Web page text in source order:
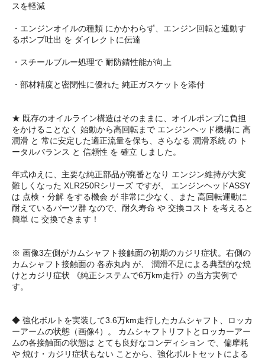
スを軽減
・エンジンオイルの種類 にかかわらず、エンジン回転と連動す
るポンプ吐出 を ダイレクトに伝達
・スチールブルー処理で 耐防錆性能が向上
・部材精度と密閉性に優れた 純正ガスケットを添付
★ 既存のオイルライン構造はそのままに、オイルポンプに負担
をかけることなく 始動から高回転まで エンジンヘッド機構に 高
潤滑 と 常に安定した適正流量を保ち、さらなる 潤滑系統 の ト
ータルバランス と 信頼性 を 確立 しました。
年式ゆえに、主要な純正部品が廃番となり エンジン維持が大変
難しくなった XLR250Rシリーズ ですが、 エンジンヘッドASSY
は 点検・分解 をする機会 が 非常に少なく、また 高回転運動に
耐えているパーツ群 なので、耐久寿命 や 交換コスト を考えると
簡単 に 交換できます！
※ 画像3左側がカムシャフト接触面の初期のカジリ症状。右側の
カムシャフト接触面の 各赤丸内 が、 潤滑不足による典型的な焼
けとカジリ症状 《純正システムで6万km走行》の当方実例で
す。
◆ 強化ボルトを実装して3.6万km走行したカムシャフト、ロッカ
ーアームの状態（画像4）。 カムシャフトリフトとロッカーアー
ムの各接触面の状態は とても良好なコンディション で、偏摩耗
や 焼け・カジリ症状もない ことから、強化ボルトセットによる